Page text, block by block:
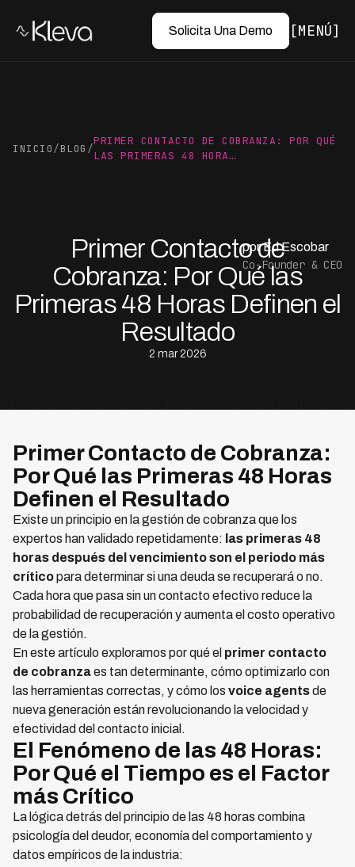
Solicita Una Demo MENÚ
INICIO/BLOG /
PRIMER CONTACTO DE COBRANZA: POR QUÉ
LAS PRIMERAS 48 HORA…
Primer Contacto de
Cobranza: Por Qué las
Primeras 48 Horas Definen el
Resultado
2 mar 2026
por Ed Escobar
Co-Founder & CEO
Primer Contacto de Cobranza:
Por Qué las Primeras 48 Horas
Definen el Resultado
Existe un principio en la gestión de cobranza que los
expertos han validado repetidamente: las primeras 48
horas después del vencimiento son el periodo más
críticopara determinar si una deuda se recuperará o no.
Cada hora que pasa sin un contacto efectivo reduce la
probabilidad de recuperación y aumenta el costo operativo
de la gestión.
En este artículo exploramos por qué el primer contacto
de cobranzaes tan determinante, cómo optimizarlo con
las herramientas correctas, y cómo los voice agentsde
nueva generación están revolucionando la velocidad y
efectividad del contacto inicial.
El Fenómeno de las 48 Horas:
Por Qué el Tiempo es el Factor
más Crítico
La lógica detrás del principio de las 48 horas combina
psicología del deudor, economía del comportamiento y
datos empíricos de la industria: